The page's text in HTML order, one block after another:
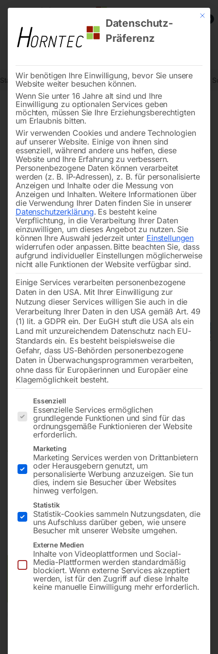
0
Start Reinigungstechnik Scheuersaugmaschinen Handgeführte
Scheuersaugmaschine SSM 351
CY C
Kompaktes netzbetriebenes Modell mit Zylinderbürste
2.430,00
inkl. MwSt. zzgl.Versandkosten
Lieferzeit:ca. 5 - 10 Werktage
Versandkosten Standard (Österreich):€40,00
Bitte beachten Sie: Die Versandkosten gelten für Österreich.
Andere Länder können abweichen.
Mit
Datenschutz-
Präferenz
Wir benötigen Ihre Einwilligung, bevor Sie unsere
Website weiter besuchen können.
Wenn Sie unter 16 Jahre alt sind und Ihre
Einwilligung zu optionalen Services geben
möchten, müssen Sie Ihre Erziehungsberechtigten
um Erlaubnis bitten.
Wir verwenden Cookies und andere Technologien
auf unserer Website. Einige von ihnen sind
essenziell, während andere uns helfen, diese
Website und Ihre Erfahrung zu verbessern.
Personenbezogene Daten können verarbeitet
werden (z. B. IP-Adressen), z. B. für personalisierte
Anzeigen und Inhalte oder die Messung von
Anzeigen und Inhalten. Weitere Informationen über
die Verwendung Ihrer Daten finden Sie in unserer
Datenschutzerklärung. Es besteht keine
Verpflichtung, in die Verarbeitung Ihrer Daten
einzuwilligen, um dieses Angebot zu nutzen. Sie
können Ihre Auswahl jederzeit unter Einstellungen
widerrufen oder anpassen. Bitte beachten Sie, dass
aufgrund individueller Einstellungen möglicherweise
nicht alle Funktionen der Website verfügbar sind.
Einige Services verarbeiten personenbezogene
Daten in den USA. Mit Ihrer Einwilligung zur
Nutzung dieser Services willigen Sie auch in die
Verarbeitung Ihrer Daten in den USA gemäß Art. 49
(1) lit. a GDPR ein. Der EuGH stuft die USA als ein
Land mit unzureichendem Datenschutz nach EU-
Standards ein. Es besteht beispielsweise die
Gefahr, dass US-Behörden personenbezogene
Daten in Überwachungsprogrammen verarbeiten,
ohne dass für Europäerinnen und Europäer eine
Klagemöglichkeit besteht.
Es folgt eine Liste der Service-Gruppen, für die eine
Essenziell
Essenzielle Services ermöglichen
grundlegende Funktionen und sind für das
ordnungsgemäße Funktionieren der Website
erforderlich.
Marketing
Marketing Services werden von Drittanbietern
oder Herausgebern genutzt, um
personalisierte Werbung anzuzeigen. Sie tun
dies, indem sie Besucher über Websites
hinweg verfolgen.
Statistik
Statistik-Cookies sammeln Nutzungsdaten, die
uns Aufschluss darüber geben, wie unsere
Besucher mit unserer Website umgehen.
Externe Medien
Inhalte von Videoplattformen und Social-
Media-Plattformen werden standardmäßig
blockiert. Wenn externe Services akzeptiert
werden, ist für den Zugriff auf diese Inhalte
keine manuelle Einwilligung mehr erforderlich.